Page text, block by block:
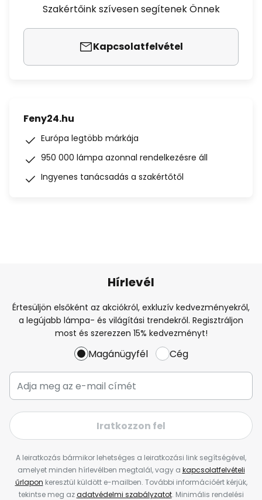
Szakértőink szívesen segítenek Önnek
Kapcsolatfelvétel
Feny24.hu
Európa legtöbb márkája
950 000 lámpa azonnal rendelkezésre áll
Ingyenes tanácsadás a szakértőtől
Hírlevél
Értesüljön elsőként az akciókról, exkluzív kedvezményekről,
a legújabb lámpa- és világítási trendekről. Regisztráljon
most és szerezzen 15% kedvezményt!
Magánügyfél Cég
Iratkozzon fel
A leiratkozás bármikor lehetséges a leiratkozási link segítségével,
amelyet minden hírlevélben megtalál, vagy a kapcsolatfelvételi
űrlapon keresztül küldött e-mailben. További információért kérjük,
tekintse meg azadatvédelmi szabályzatot. Minimális rendelési